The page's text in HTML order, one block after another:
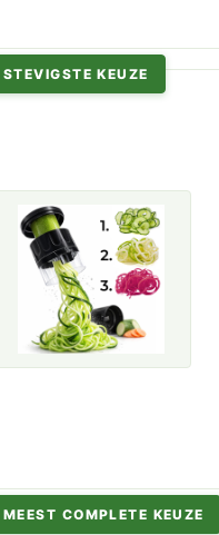
STEVIGSTE KEUZE
MEEST COMPLETE KEUZE